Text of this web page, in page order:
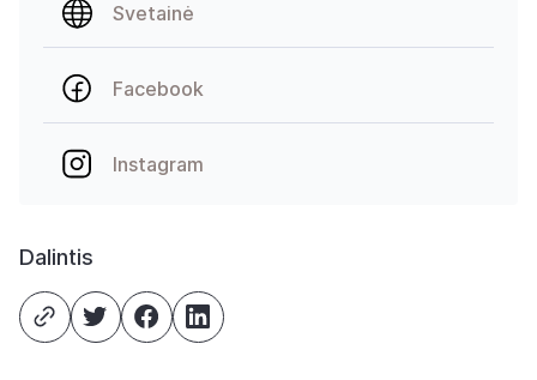
Svetainė
Facebook
Instagram
Dalintis